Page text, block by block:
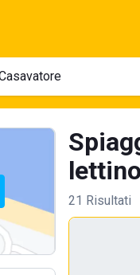
lettino
21 Risultati